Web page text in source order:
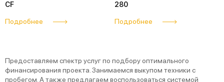
CF
Подробнее
280
Подробнее
Предоставляем спектр услуг по подбору оптимального
финансирования проекта. Занимаемся выкупом техники с
пробегом. А также предлагаем воспользоваться системой